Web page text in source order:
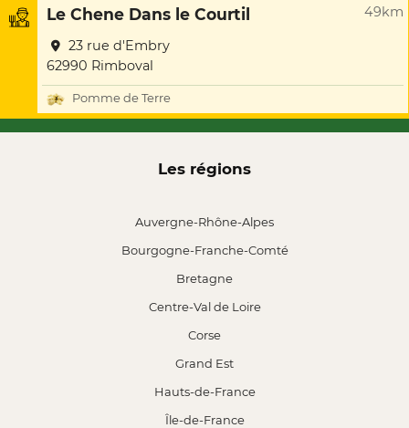
Le Chene Dans le Courtil 49km
23 rue d'Embry
62990 Rimboval
Pomme de Terre
Les régions
Auvergne-Rhône-Alpes
Bourgogne-Franche-Comté
Bretagne
Centre-Val de Loire
Corse
Grand Est
Hauts-de-France
Île-de-France